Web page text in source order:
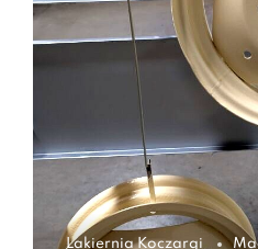
Lakiernia Koczargi